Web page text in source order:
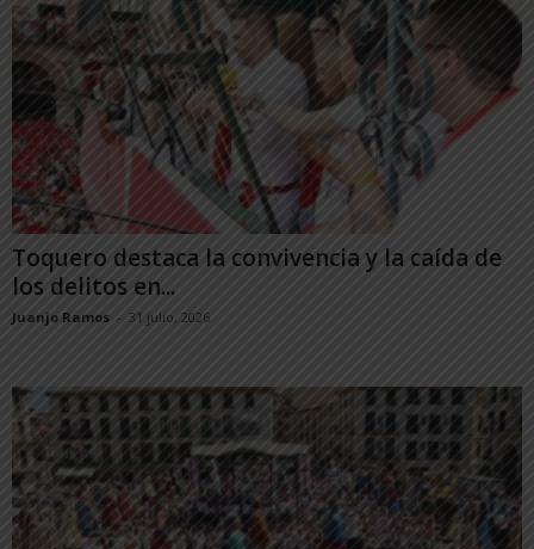
Toquero destaca la convivencia y la caída de
los delitos en...
Juanjo Ramos - 31 julio, 2026